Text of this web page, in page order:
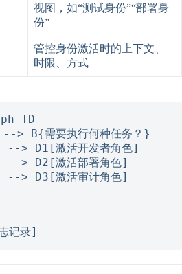
视图，如“测试身份”“部署身
份”
管控身份激活时的上下文、
时限、方式
TD
> B{需要执行何种任务？}
> D1[激活开发者角色]
> D2[激活部署角色]
> D3[激活审计角色]